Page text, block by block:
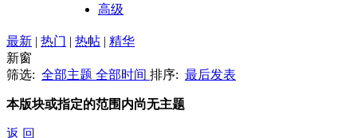
高级
最新 | 热门 | 热帖 | 精华
新窗
筛选: 全部主题 全部时间 排序: 最后发表
本版块或指定的范围内尚无主题
返 回